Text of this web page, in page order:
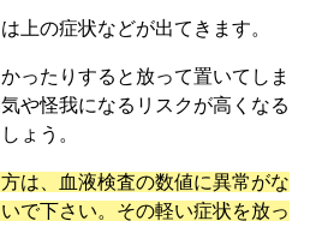
上の症状などが出てきます。
ったりすると放って置いてしま
や怪我になるリスクが高くなる
ょう。
は、血液検査の数値に異常がな
で下さい。その軽い症状を放っ